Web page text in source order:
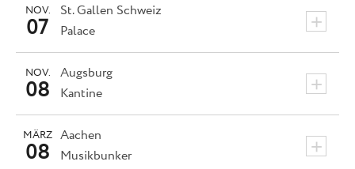
St. Gallen Schweiz +
NOV.
07 Palace
Augsburg +
NOV.
08 Kantine
Aachen +
MÄRZ
08 Musikbunker